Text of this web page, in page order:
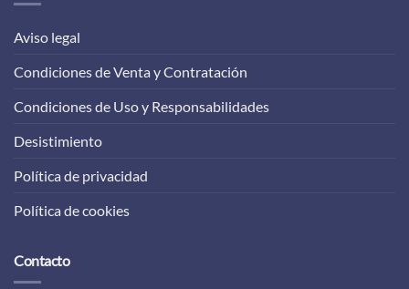
Aviso legal
Condiciones de Venta y Contratación
Condiciones de Uso y Responsabilidades
Desistimiento
Política de privacidad
Política de cookies
Contacto